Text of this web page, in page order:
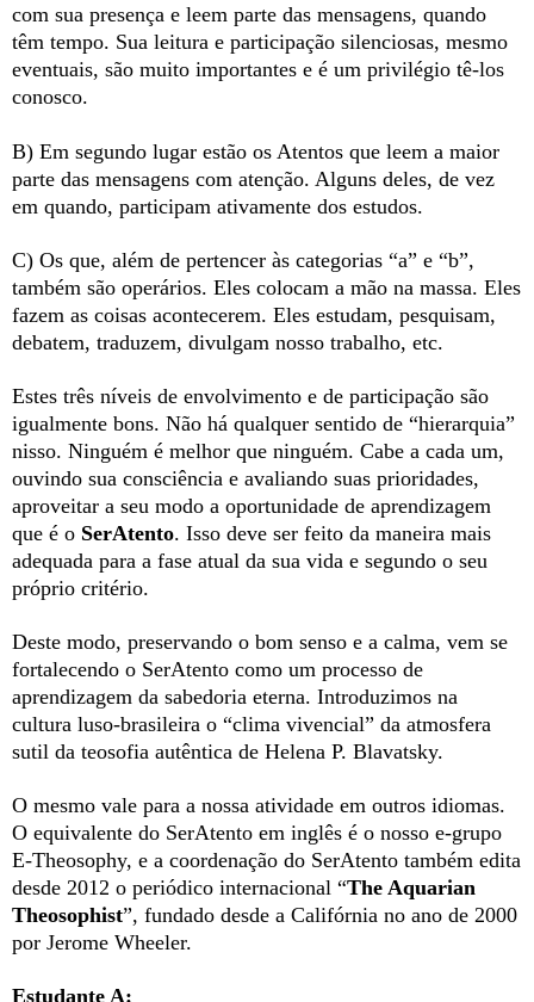
com sua presença e leem parte das mensagens, quando
têm tempo. Sua leitura e participação silenciosas, mesmo
eventuais, são muito importantes e é um privilégio tê-los
conosco.
B) Em segundo lugar estão os Atentos que leem a maior
parte das mensagens com atenção. Alguns deles, de vez
em quando, participam ativamente dos estudos.
C) Os que, além de pertencer às categorias “a” e “b”,
também são operários. Eles colocam a mão na massa. Eles
fazem as coisas acontecerem. Eles estudam, pesquisam,
debatem, traduzem, divulgam nosso trabalho, etc.
Estes três níveis de envolvimento e de participação são
igualmente bons. Não há qualquer sentido de “hierarquia”
nisso. Ninguém é melhor que ninguém. Cabe a cada um,
ouvindo sua consciência e avaliando suas prioridades,
aproveitar a seu modo a oportunidade de aprendizagem
que é o SerAtento. Isso deve ser feito da maneira mais
adequada para a fase atual da sua vida e segundo o seu
próprio critério.
Deste modo, preservando o bom senso e a calma, vem se
fortalecendo o SerAtento como um processo de
aprendizagem da sabedoria eterna. Introduzimos na
cultura luso-brasileira o “clima vivencial” da atmosfera
sutil da teosofia autêntica de Helena P. Blavatsky.
O mesmo vale para a nossa atividade em outros idiomas.
O equivalente do SerAtento em inglês é o nosso e-grupo
E-Theosophy, e a coordenação do SerAtento também edita
desde 2012 o periódico internacional “The Aquarian
Theosophist”, fundado desde a Califórnia no ano de 2000
por Jerome Wheeler.
Estudante A: